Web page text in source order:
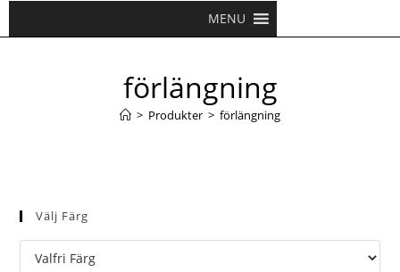
MENU
förlängning
> Produkter > förlängning
Välj Färg